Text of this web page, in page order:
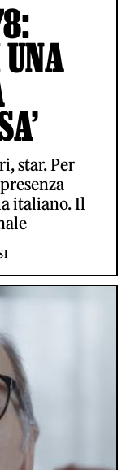
star. Per
italiano. Il